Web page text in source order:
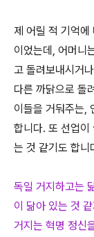
제 어릴 적 기억에
이었는데, 어머니
고 돌려보내시거
다른 까닭으로 돌
이들을 거둬주는,
합니다. 또 선업이
는 것 같기도 합니
독일 거지하고는
이 닮아 있는 것
거지는 혁명 정신